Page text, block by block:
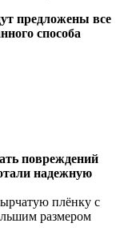
предложены все
способа
повреждений
надежную
плёнку с
размером